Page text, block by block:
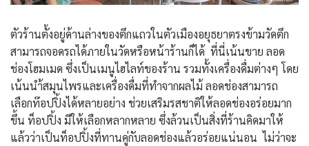
ตัวร้านตั้งอยู่ด้านล่างของตึกแถวในตัวเมืองอยุธยาตรงข้ามวัดตึก
สามารถจอดรถได้ภายในวัดหรือหน้าร้านก็ได้ ที่นี่เน้นขาย ลอด
ช่องโฮมเมด ซึ่งเป็นเมนูไฮไลท์ของร้าน รวมทั้งเครื่องดื่มต่างๆ โดย
เน้นนำ้สมุนไพรและเครื่องดื่มที่ทำจากผลไม้ ลอดช่องสามารถ
เลือกท๊อปปิ้งได้หลายอย่าง ช่วยเสริมรสชาติให้ลอดช่องอร่อยมาก
ขึ้น ท็อปปิ้ง มีให้เลือกหลากหลาย ซึ่งล้วนเป็นสิ่งที่ร้านคิดมาให้
แล้วว่าเป็นท็อปปิ้งที่ทานคู่กับลอดช่องแล้วอร่อยแน่นอน ไม่ว่าจะ